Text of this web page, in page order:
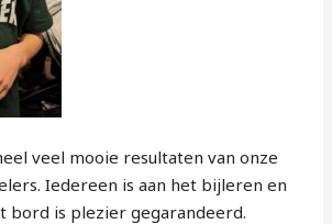
veel mooie resultaten van onze
Iedereen is aan het bijleren en
bord is plezier gegarandeerd.